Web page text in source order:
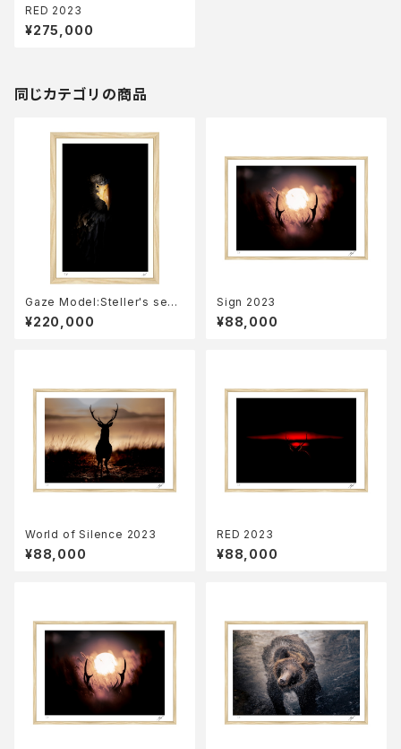
RED 2023
¥275,000
同じカテゴリの商品
Gaze Model:Steller's sea
eagle 2023
¥220,000
Sign 2023
¥88,000
World of Silence 2023
¥88,000
RED 2023
¥88,000